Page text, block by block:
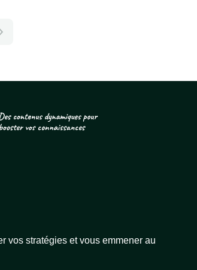
vos stratégies et vous emmener au